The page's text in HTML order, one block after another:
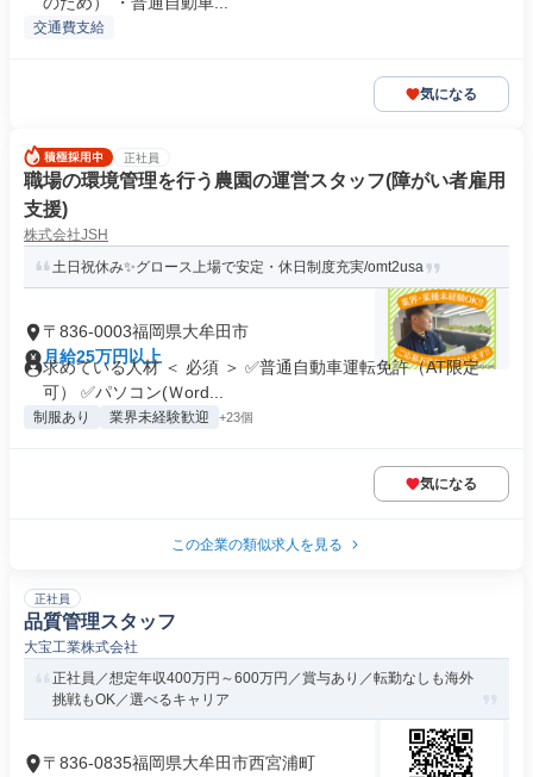
交通費支給
気になる
正社員
職場の環境管理を行う農園の運営スタッフ(障がい者雇用
支援)
株式会社JSH
土日祝休み✨グロース上場で安定・休日制度充実/omt2usa
〒836-0003福岡県大牟田市
月給25万円以上
求めている人材 ＜ 必須 ＞ ✅普通自動車運転免許（AT限定
可） ✅パソコン(Ｗord...
制服あり 業界未経験歓迎 +23個
気になる
この企業の類似求人を見る
正社員
品質管理スタッフ
大宝工業株式会社
正社員／想定年収400万円～600万円／賞与あり／転勤なしも海外
挑戦もOK／選べるキャリア
〒836-0835福岡県大牟田市西宮浦町